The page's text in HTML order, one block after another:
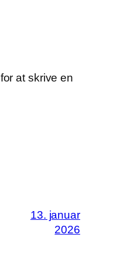
for at skrive en
13. januar
2026